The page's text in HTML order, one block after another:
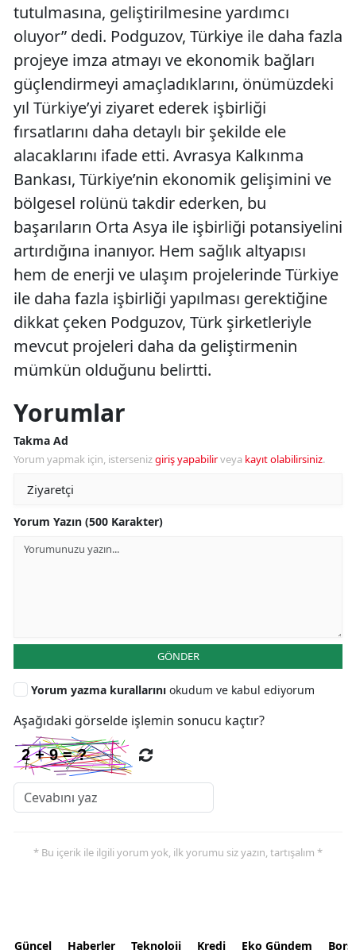
tutulmasına, geliştirilmesine yardımcı
oluyor” dedi. Podguzov, Türkiye ile daha fazla
projeye imza atmayı ve ekonomik bağları
güçlendirmeyi amaçladıklarını, önümüzdeki
yıl Türkiye’yi ziyaret ederek işbirliği
fırsatlarını daha detaylı bir şekilde ele
alacaklarını ifade etti. Avrasya Kalkınma
Bankası, Türkiye’nin ekonomik gelişimini ve
bölgesel rolünü takdir ederken, bu
başarıların Orta Asya ile işbirliği potansiyelini
artırdığına inanıyor. Hem sağlık altyapısı
hem de enerji ve ulaşım projelerinde Türkiye
ile daha fazla işbirliği yapılması gerektiğine
dikkat çeken Podguzov, Türk şirketleriyle
mevcut projeleri daha da geliştirmenin
mümkün olduğunu belirtti.
Yorumlar
Takma Ad
Yorum yapmak için, istersenizgiriş yapabilirveya kayıt olabilirsiniz.
Yorum Yazın (500 Karakter)
GÖNDER
Yorum yazma kurallarını okudum ve kabul ediyorum
Aşağıdaki görselde işlemin sonucu kaçtır?
* Bu içerik ile ilgili yorum yok, ilk yorumu siz yazın, tartışalım *
Güncel Haberler Teknoloji Kredi Eko Gündem